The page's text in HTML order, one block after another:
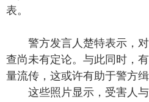
表。
警方发言人楚特表示，
查尚未有定论。与此同时，
量流传，这或许有助于警方缉
这些照片显示，受害人